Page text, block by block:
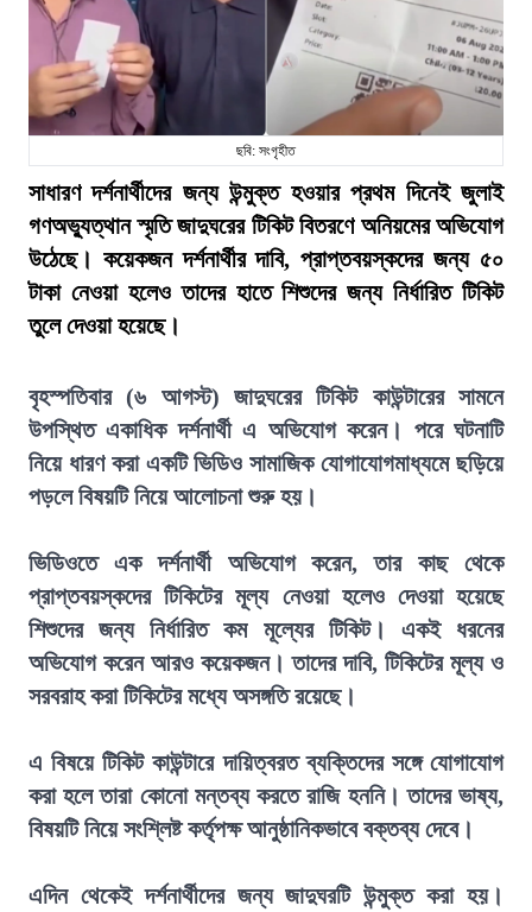
ছবি: সংগৃহীত
সাধারণ দর্শনার্থীদের জন্য উন্মুক্ত হওয়ার প্রথম দিনেই জুলাই
গণঅভ্যুত্থান স্মৃতি জাদুঘরের টিকিট বিতরণে অনিয়মের অভিযোগ
উঠেছে। কয়েকজন দর্শনার্থীর দাবি, প্রাপ্তবয়স্কদের জন্য ৫০
টাকা নেওয়া হলেও তাদের হাতে শিশুদের জন্য নির্ধারিত টিকিট
তুলে দেওয়া হয়েছে।
বৃহস্পতিবার (৬ আগস্ট) জাদুঘরের টিকিট কাউন্টারের সামনে
উপস্থিত একাধিক দর্শনার্থী এ অভিযোগ করেন। পরে ঘটনাটি
নিয়ে ধারণ করা একটি ভিডিও সামাজিক যোগাযোগমাধ্যমে ছড়িয়ে
পড়লে বিষয়টি নিয়ে আলোচনা শুরু হয়।
ভিডিওতে এক দর্শনার্থী অভিযোগ করেন, তার কাছ থেকে
প্রাপ্তবয়স্কদের টিকিটের মূল্য নেওয়া হলেও দেওয়া হয়েছে
শিশুদের জন্য নির্ধারিত কম মূল্যের টিকিট। একই ধরনের
অভিযোগ করেন আরও কয়েকজন। তাদের দাবি, টিকিটের মূল্য ও
সরবরাহ করা টিকিটের মধ্যে অসঙ্গতি রয়েছে।
এ বিষয়ে টিকিট কাউন্টারে দায়িত্বরত ব্যক্তিদের সঙ্গে যোগাযোগ
করা হলে তারা কোনো মন্তব্য করতে রাজি হননি। তাদের ভাষ্য,
বিষয়টি নিয়ে সংশ্লিষ্ট কর্তৃপক্ষ আনুষ্ঠানিকভাবে বক্তব্য দেবে।
এদিন থেকেই দর্শনার্থীদের জন্য জাদুঘরটি উন্মুক্ত করা হয়।